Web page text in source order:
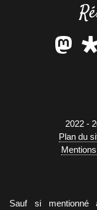
2022 -
Plan du
Sauf si